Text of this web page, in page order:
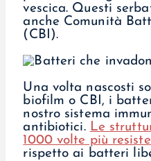
vescica. Questi
anche Comunità
(CBI).
Una volta nascosti
biofilm o CBI, i
nostro sistema
antibiotici. Le
1000 volte più
rispetto ai batteri